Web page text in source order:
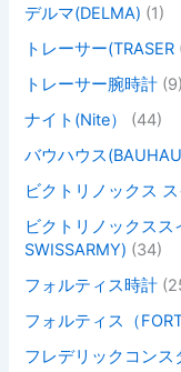
デルマ(DELMA) (1)
トレーサー(TRASER
トレーサー腕時計 (9)
ナイト(Nite）
(44)
バウハウス
ビクトリノックス
ビクトリノックスス
SWISSARMY) (34)
フォルティス時計
フォルティス（
フレデリックコンス